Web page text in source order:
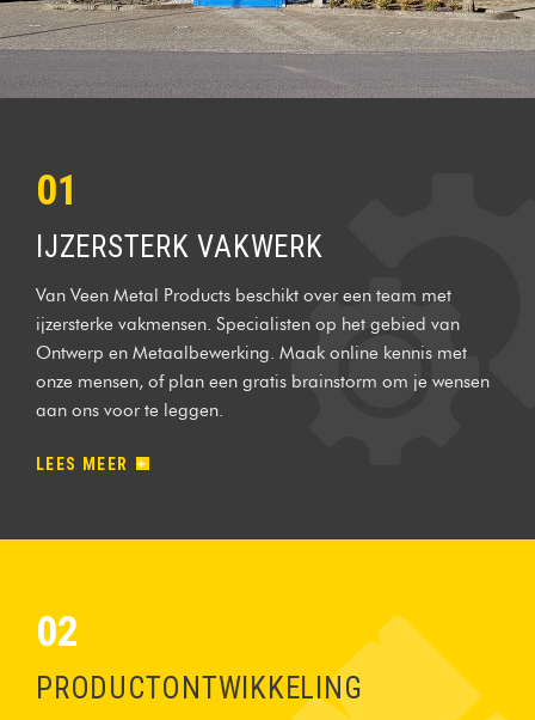
01
IJZERSTERK VAKWERK
Van Veen Metal Products beschikt over een team met
ijzersterke vakmensen. Specialisten op het gebied van
Ontwerp en Metaalbewerking. Maak online kennis met
onze mensen, of plan een gratis brainstorm om je wensen
aan ons voor te leggen.
LEES MEER
02
PRODUCTONTWIKKELING